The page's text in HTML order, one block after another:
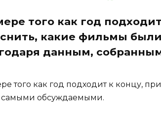
того как год
какие фильмы
данным,
того как год подходит к концу,
обсуждаемыми.